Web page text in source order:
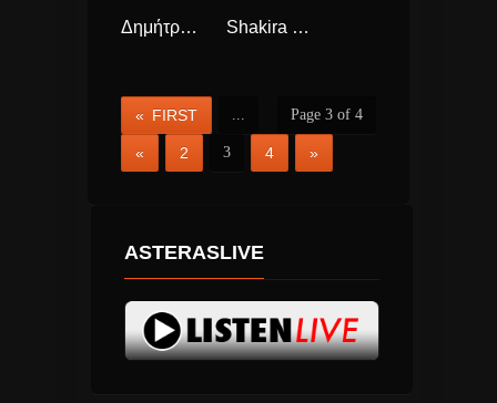
Δημήτρης Καραδήμος “Γι’ Αυτά Τα Μάτια” νέο sound Mix. Shakira & Maluma “Clandestino” συχνά πυκνά μαζί.
Page 3 of 4
« FIRST ...
« 2 3 4 »
ASTERASLIVE